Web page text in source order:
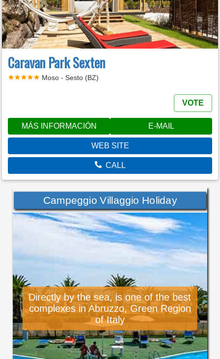
Caravan Park Sexten
Moso - Sesto (BZ)
VOTE
MÁS INFORMACIÓN E-MAIL
WEB SITE
CALL
Campeggio Villaggio Holiday
Directly by the sea, is one of the best
complexes in Abruzzo, Green Region
of Italy